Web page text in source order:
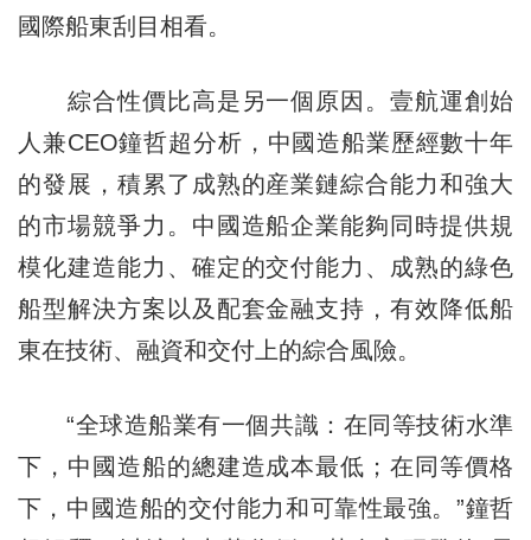
國際船東刮目相看。
綜合性價比高是另一個原因。壹航運創始
人兼CEO鐘哲超分析，中國造船業歷經數十年
的發展，積累了成熟的産業鏈綜合能力和強大
的市場競爭力。中國造船企業能夠同時提供規
模化建造能力、確定的交付能力、成熟的綠色
船型解決方案以及配套金融支持，有效降低船
東在技術、融資和交付上的綜合風險。
“全球造船業有一個共識：在同等技術水準
下，中國造船的總建造成本最低；在同等價格
下，中國造船的交付能力和可靠性最強。”鐘哲